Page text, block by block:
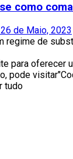
como
26 de Maio, 2023
regime de
para oferecer
pode
tudo